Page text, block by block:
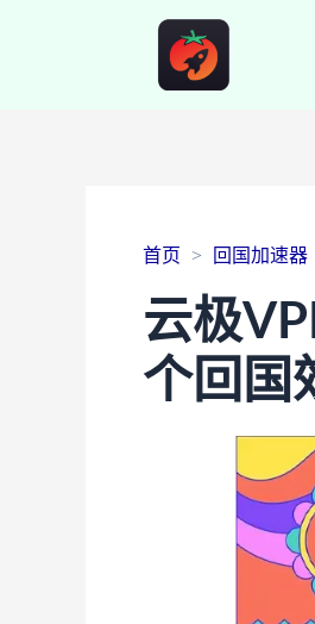
首页 回国加速器
云极
个回国